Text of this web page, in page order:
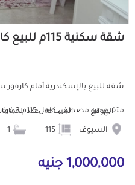
شقة سكنية 115م للبيع كاش بالسيوف الإسكندرية
شقة للبيع بالإسكندرية أمام
متفرع من مصطفى كامل 115م 3 غرف كبار ...
الموقع
السيوف
المساحة عدد
1,000,000 جنيه